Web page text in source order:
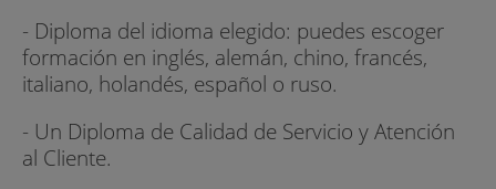
- Diploma del idioma elegido: puedes escoger
formación en inglés, alemán, chino, francés,
italiano, holandés, español o ruso.
- Un Diploma de Calidad de Servicio y Atención
al Cliente.